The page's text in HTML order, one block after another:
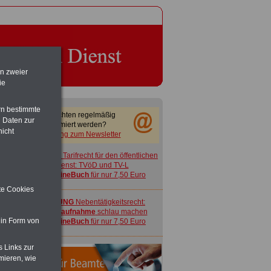
Sie möchten regelmäßig
informiert werden?
Anmeldung zum Newsletter
Tarifrecht für den öffentlichen
Dienst: TVöD und TV-L
OnlineBuch für nur 7,50 Euro
ACHTUNG Nebentätigkeitsrecht:
vor Jobaufnahmeschlau machen
>>>
OnlineBuch für nur 7,50 Euro
zweier
bestimmte
Daten zur
Cookies
Form von
Links zur
wie